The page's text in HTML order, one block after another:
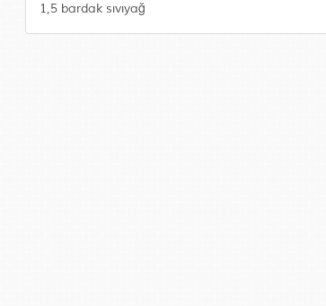
1,5 bardak sıvıyağ